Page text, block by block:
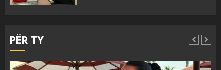
PËR TY
4 MARCH 25, 2025